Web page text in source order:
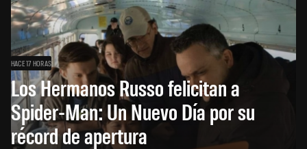
HACE 17 HORAS
Los Hermanos Russo felicitan a
Spider-Man: Un Nuevo Día por su
récord de apertura